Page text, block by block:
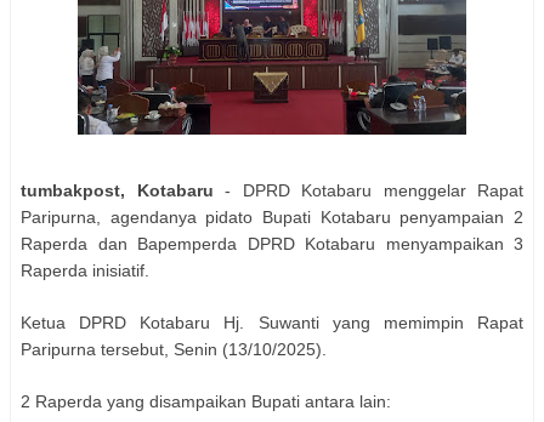
tumbakpost, Kotabaru - DPRD Kotabaru menggelar Rapat
Paripurna, agendanya pidato Bupati Kotabaru penyampaian 2
Raperda dan Bapemperda DPRD Kotabaru menyampaikan 3
Raperda inisiatif.
Ketua DPRD Kotabaru Hj. Suwanti yang memimpin Rapat
Paripurna tersebut, Senin (13/10/2025).
2 Raperda yang disampaikan Bupati antara lain: